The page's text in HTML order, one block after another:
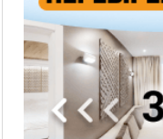
давньоруську
09:39
У Франківську
складних
Вчора
ФОТО У
наїхав на